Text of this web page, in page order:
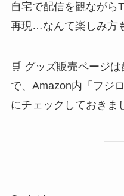
自宅で配信を観ながら
再現…なんて楽しみ方
🛒 グッズ販売ページ
で、Amazon内「フジ
にチェックしておきま